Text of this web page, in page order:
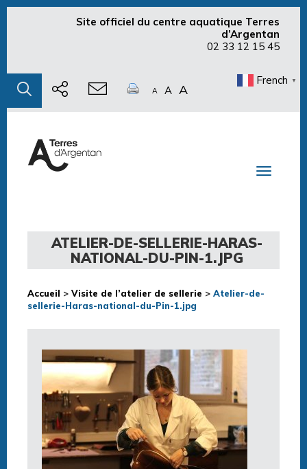
Site officiel du centre aquatique Terres
d’Argentan
02 33 12 15 45
A A A
French ▼
Toggle
ATELIER-DE-SELLERIE-HARAS-
NATIONAL-DU-PIN-1.JPG
Accueil > Visite de l’atelier de sellerie > Atelier-de-
sellerie-Haras-national-du-Pin-1.jpg